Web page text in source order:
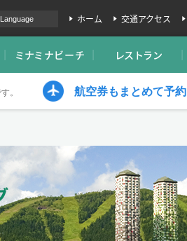
Language ホーム 交通アクセス
ミナミナビーチ レストラン
。 航空券もまとめて予約